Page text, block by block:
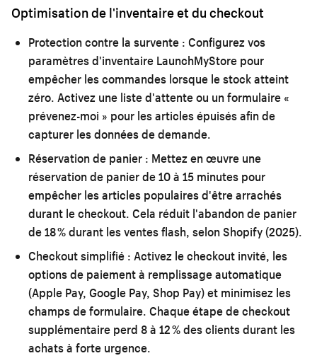
Optimisation de l'inventaire et du checkout
Protection contre la survente : Configurez vos
paramètres d'inventaire LaunchMyStore pour
empêcher les commandes lorsque le stock atteint
zéro. Activez une liste d'attente ou un formulaire «
prévenez-moi » pour les articles épuisés afin de
capturer les données de demande.
Réservation de panier : Mettez en œuvre une
réservation de panier de 10 à 15 minutes pour
empêcher les articles populaires d'être arrachés
durant le checkout. Cela réduit l'abandon de panier
de 18 % durant les ventes flash, selon Shopify (2025).
Checkout simplifié : Activez le checkout invité, les
options de paiement à remplissage automatique
(Apple Pay, Google Pay, Shop Pay) et minimisez les
champs de formulaire. Chaque étape de checkout
supplémentaire perd 8 à 12 % des clients durant les
achats à forte urgence.